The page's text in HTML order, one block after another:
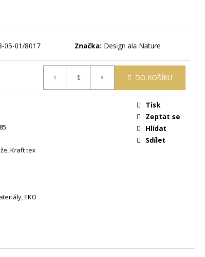
05-01/8017 Značka: Design ala Nature
DO KOŠÍKU
Kraft tex
EKO
Tisk
Zeptat se
Hlídat
Sdílet